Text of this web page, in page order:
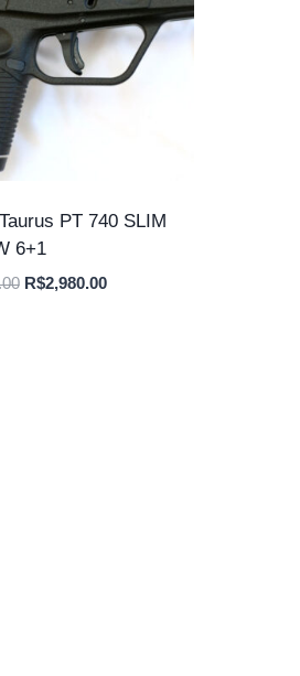
PT 740 SLIM
6+1
O
R$2,980.00O